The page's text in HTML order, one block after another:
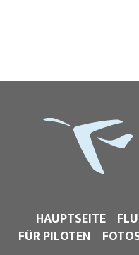
HAUPTSEITE
FÜR PILOTEN